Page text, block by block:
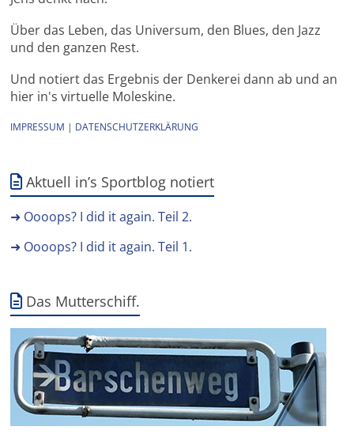
Über das Leben, das Universum, den Blues, den Jazz
und den ganzen Rest.
Und notiert das Ergebnis der Denkerei dann ab und an
hier in's virtuelle Moleskine.
IMPRESSUM | DATENSCHUTZERKLÄRUNG
Aktuell in’s Sportblog notiert
➜ Oooops? I did it again. Teil 2.
➜ Oooops? I did it again. Teil 1.
Das Mutterschiff.